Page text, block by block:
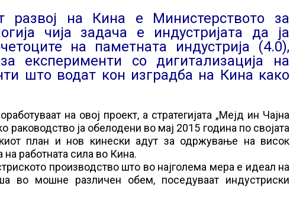
развој на Кина е Министерството за
чија задача е индустријата да ја
на паметната индустрија (4.0),
експерименти со дигитализација на
што водат кон изградба на Кина како
на овој проект, а стратегијата „Мејд ин Чајна
раководство ја обелодени во мај 2015 година по својата
план и нов кинески адут за одржување на висок
работната сила во Кина.
производство што во најголема мера е идеал на
во мошне различен обем, поседуваат индустриски